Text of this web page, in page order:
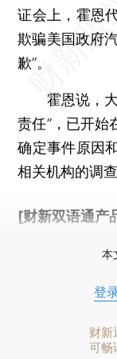
证会上，霍恩
欺骗美国政府
歉”。
霍恩说，大
责任”，已开始
确定事件原因
相关机构的调查
[财新双语通产
本
登
财新
可畅